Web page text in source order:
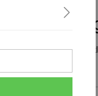
Preis
Produktionszeit
Farbe